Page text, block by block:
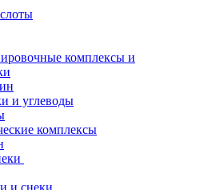
комплексы и
и углеводы
комплексы
и снеки